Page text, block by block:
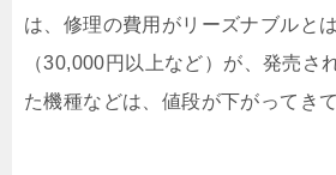
は、修理の費用がリーズナブルと
（30,000円以上など）が、発売さ
た機種などは、値段が下がってきて